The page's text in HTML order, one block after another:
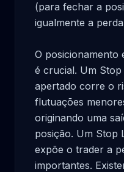
(para fechar a
igualmente a
O posicionamento
é crucial. Um Stop
apertado corre o
flutuações
originando uma
posição. Um Stop
expõe o trader a
importantes.